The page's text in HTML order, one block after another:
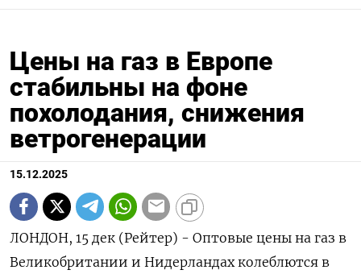
Цены на газ в Европе
стабильны на фоне
похолодания, снижения
ветрогенерации
15.12.2025
ЛОНДОН, 15 дек (Рейтер) - Оптовые цены на газ в
Великобритании и Нидерландах колеблются в